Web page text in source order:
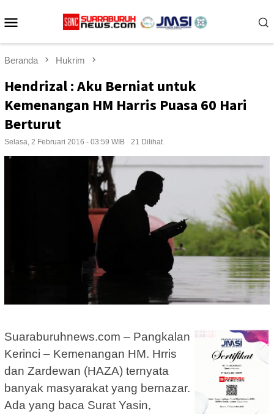
ke
Beranda Hukrim
Hendrizal : Aku Berniat untuk
Kemenangan HM Harris Puasa 60 Hari
Berturut
Selasa, 2 Februari 2016 - 03:59 WIB 21 Dilihat
Suaraburuhnews.com – Pangkalan
Kerinci – Kemenangan HM. Hrris
dan Zardewan (HAZA) ternyata
banyak masyarakat yang bernazar.
Ada yang baca Surat Yasin,